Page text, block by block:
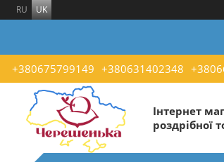
RU UK
+380675799149 +380631402348
Інтернет
роздрібної